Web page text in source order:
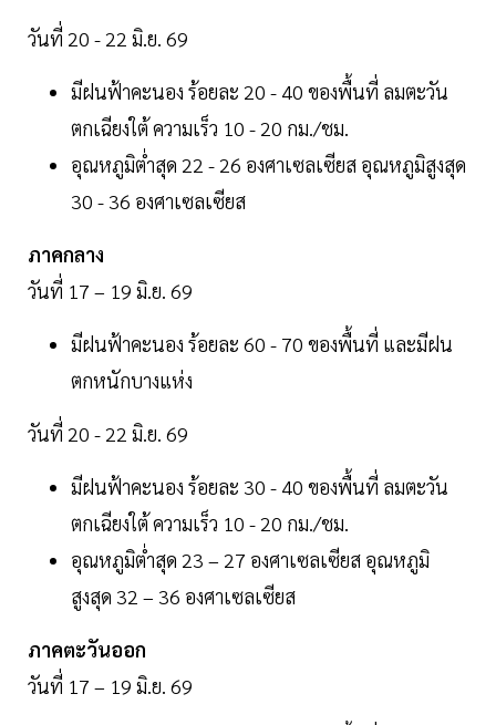
วันที่ 20 - 22 มิ.ย. 69
มีฝนฟ้าคะนอง ร้อยละ 20 - 40 ของพื้นที่ ลมตะวัน
ตกเฉียงใต้ ความเร็ว 10 - 20 กม./ชม.
อุณหภูมิต่ำสุด 22 - 26 องศาเซลเซียส อุณหภูมิสูงสุด
30 - 36 องศาเซลเซียส
ภาคกลาง
วันที่ 17 – 19 มิ.ย. 69
มีฝนฟ้าคะนอง ร้อยละ 60 - 70 ของพื้นที่ และมีฝน
ตกหนักบางแห่ง
วันที่ 20 - 22 มิ.ย. 69
มีฝนฟ้าคะนอง ร้อยละ 30 - 40 ของพื้นที่ ลมตะวัน
ตกเฉียงใต้ ความเร็ว 10 - 20 กม./ชม.
อุณหภูมิต่ำสุด 23 – 27 องศาเซลเซียส อุณหภูมิ
สูงสุด 32 – 36 องศาเซลเซียส
ภาคตะวันออก
วันที่ 17 – 19 มิ.ย. 69